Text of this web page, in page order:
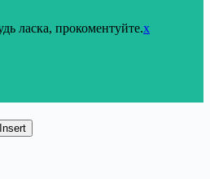
ласка, прокоментуйте.x
Insert